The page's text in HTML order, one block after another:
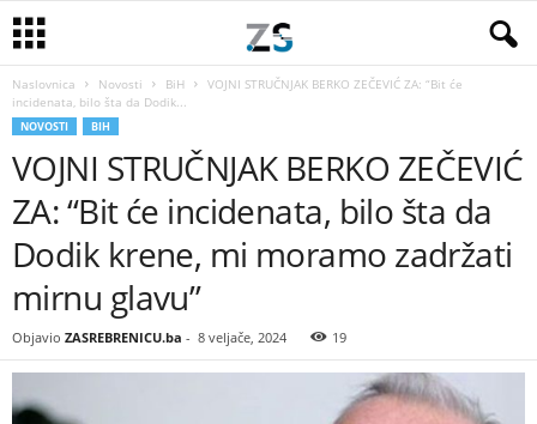
Naslovnica Novosti BiH
VOJNI STRUČNJAK BERKO ZEČEVIĆ ZA: “Bit će
incidenata, bilo šta da Dodik...
NOVOSTI BIH
VOJNI STRUČNJAK BERKO ZEČEVIĆ
ZA: “Bit će incidenata, bilo šta da
Dodik krene, mi moramo zadržati
mirnu glavu”
Objavio ZASREBRENICU.ba - 8 veljače, 2024 19